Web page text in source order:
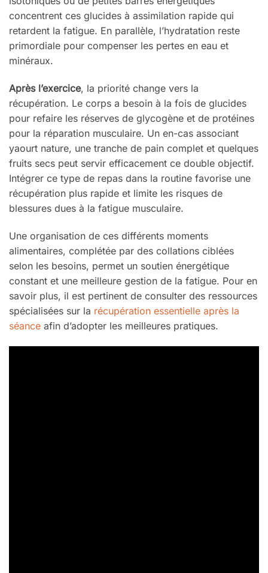
concentrent ces glucides à assimilation rapide qui
retardent la fatigue. En parallèle, l’hydratation reste
primordiale pour compenser les pertes en eau et
minéraux.
Après l’exercice, la priorité change vers la
récupération. Le corps a besoin à la fois de glucides
pour refaire les réserves de glycogène et de protéines
pour la réparation musculaire. Un en-cas associant
yaourt nature, une tranche de pain complet et quelques
fruits secs peut servir efficacement ce double objectif.
Intégrer ce type de repas dans la routine favorise une
récupération plus rapide et limite les risques de
blessures dues à la fatigue musculaire.
Une organisation de ces différents moments
alimentaires, complétée par des collations ciblées
selon les besoins, permet un soutien énergétique
constant et une meilleure gestion de la fatigue. Pour en
savoir plus, il est pertinent de consulter des ressources
spécialisées sur la récupération essentielle après la
séance afin d’adopter les meilleures pratiques.